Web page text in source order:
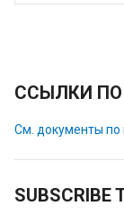
ССЫЛКИ ПО
См. документы по
SUBSCRIBE